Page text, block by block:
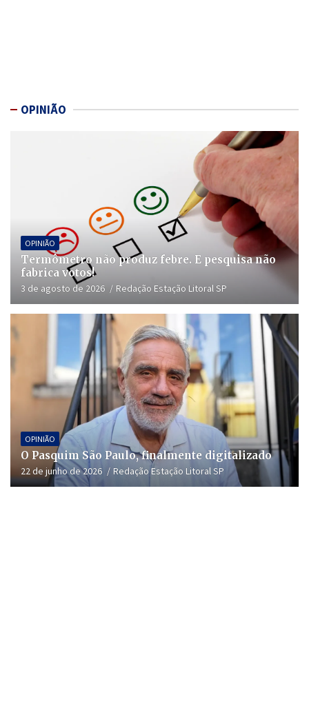
OPINIÃO
OPINIÃO
Termômetro não produz febre. E pesquisa não
fabrica votos!
3 de agosto de 2026 Redação Estação Litoral SP
OPINIÃO
O Pasquim São Paulo, finalmente digitalizado
22 de junho de 2026 Redação Estação Litoral SP